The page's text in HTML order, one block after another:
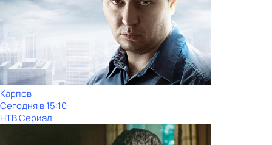
Карпов
Сегодня в 15:10
НТВ Сериал